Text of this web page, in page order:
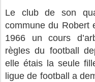
Le club de son
commune du Robert
1966 un cours
règles du football
elle étais la seule
ligue de football a